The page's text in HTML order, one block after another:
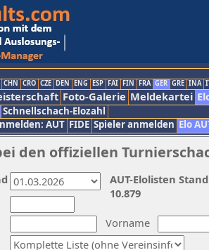
CHN CRO CZE DEN ENG ESP FAI FIN FRA GER GRE INA
Foto-Galerie Meldekartei
Schnellschach-Elozahl
AUT FIDE Spieler anmelden Elo
den offiziellen
Vorname
AUT-Elolisten
10.879